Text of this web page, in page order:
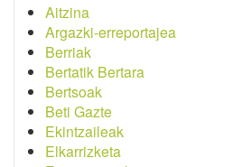
Aitzina
Argazki-erreportajea
Berriak
Bertatik Bertara
Bertsoak
Beti Gazte
Ekintzaileak
Elkarrizketa